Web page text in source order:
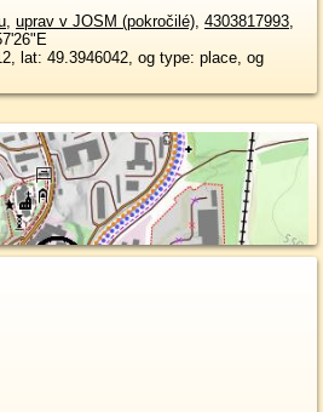
, uprav v JOSM (pokročilé), 4303817993,
lat: 49.3946042, og type: place, og